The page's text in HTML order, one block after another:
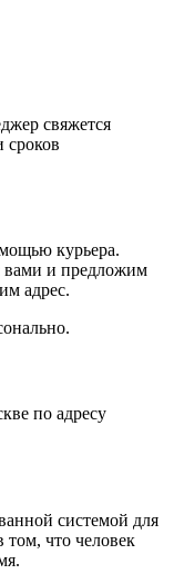
свяжется
сроков
курьера.
вами и предложим
адрес.
по адресу
системой для
том, что человек